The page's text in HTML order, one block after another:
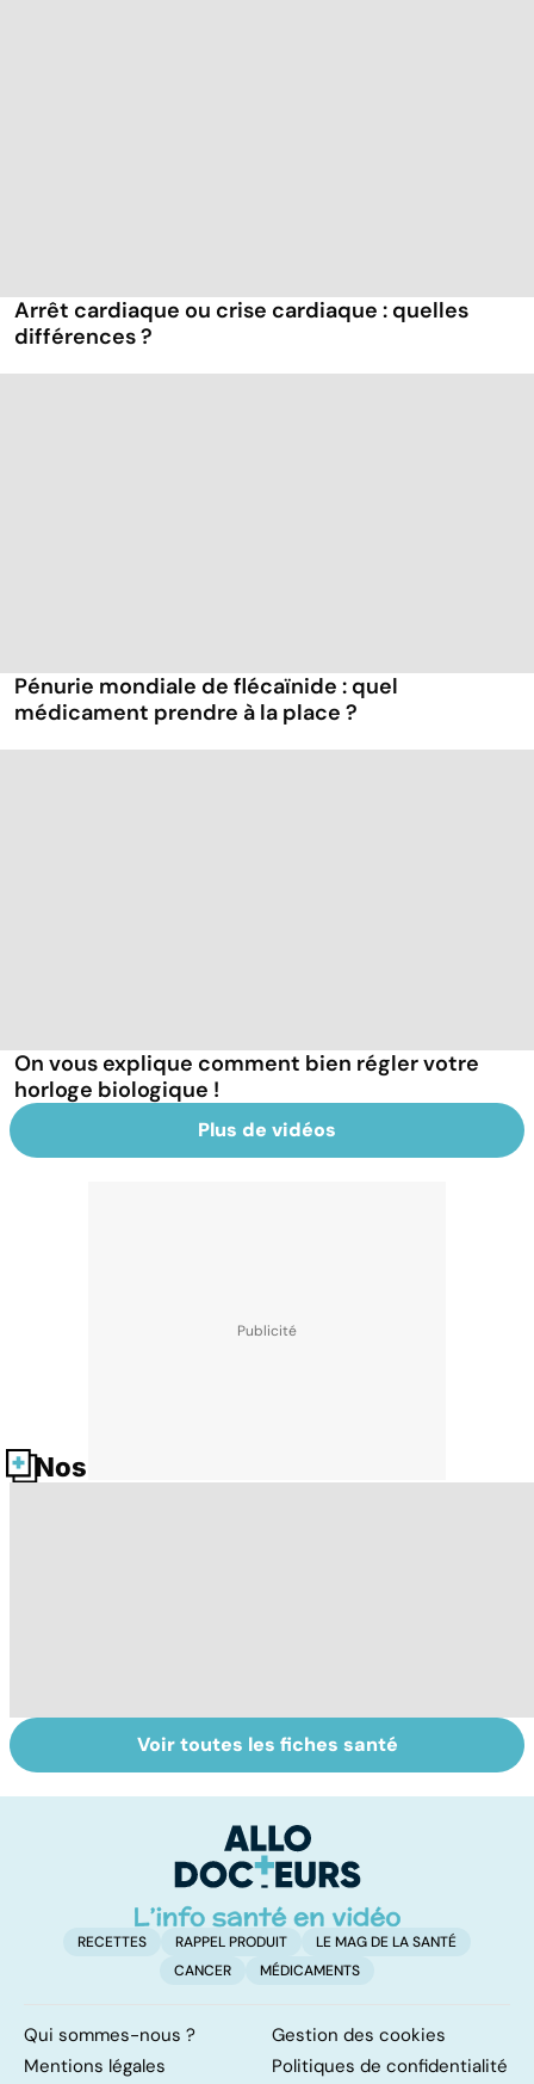
Arrêt cardiaque ou crise cardiaque : quelles
différences ?
Pénurie mondiale de flécaïnide : quel
médicament prendre à la place ?
On vous explique comment bien régler votre
horloge biologique !
Plus de vidéos
Nos fiches santé
À quoi servent
les
Des battements
de coeur
Voir toutes les fiches santé
RECETTES RAPPEL PRODUIT
LE MAG DE LA SANTÉ
CANCER
MÉDICAMENTS
Qui sommes-nous ?
Gestion des cookies
Mentions légales
Politiques de confidentialité